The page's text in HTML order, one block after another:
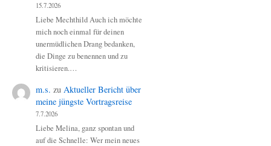
15.7.2026
Liebe Mechthild Auch ich möchte
mich noch einmal für deinen
unermüdlichen Drang bedanken,
die Dinge zu benennen und zu
kritisieren.…
m.s. zu Aktueller Bericht über
meine jüngste Vortragsreise
7.7.2026
Liebe Melina, ganz spontan und
auf die Schnelle: Wer mein neues